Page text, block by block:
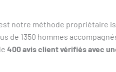
notre méthode propriétaire
de 1350 hommes
400 avis client vérifiés avec